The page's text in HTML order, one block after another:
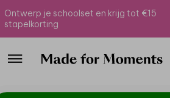
Ontwerp je schoolset en krijg tot €15
stapelkorting